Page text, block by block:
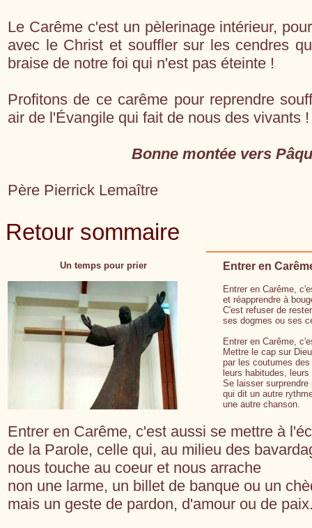
Le Carême c'est un pèlerinage intérieur,
avec le Christ et souffler sur les cendres
braise de notre foi qui n'est pas éteinte !
Profitons de ce carême pour reprendre
air de l'Évangile qui fait de nous des vivants !
Bonne montée vers
Père Pierrick Lemaître
Retour sommaire
Un temps pour prier Entrer en
Entrer en Carême,
et réapprendre à
C'est refuser de
ses dogmes ou ses
Entrer en Carême,
Mettre le cap sur
par les coutumes
leurs habitudes,
Se laisser
qui dit un autre
une autre chanson.
Entrer en Carême, c'est aussi se mettre à
de la Parole, celle qui, au milieu des
nous touche au coeur et nous arrache
non une larme, un billet de banque ou un
mais un geste de pardon, d'amour ou de